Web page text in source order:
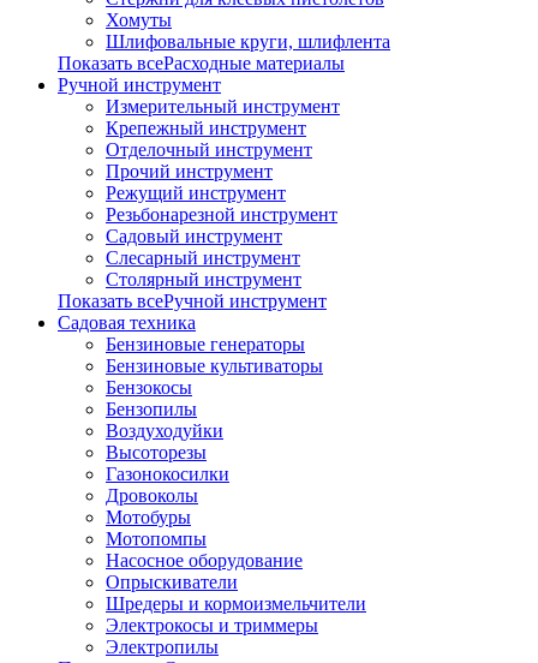
Хомуты
Шлифовальные круги, шлифлента
Показать всеРасходные материалы
Ручной инструмент
Измерительный инструмент
Крепежный инструмент
Отделочный инструмент
Прочий инструмент
Режущий инструмент
Резьбонарезной инструмент
Садовый инструмент
Слесарный инструмент
Столярный инструмент
Показать всеРучной инструмент
Садовая техника
Бензиновые генераторы
Бензиновые культиваторы
Бензокосы
Бензопилы
Воздуходуйки
Высоторезы
Газонокосилки
Дровоколы
Мотобуры
Мотопомпы
Насосное оборудование
Опрыскиватели
Шредеры и кормоизмельчители
Электрокосы и триммеры
Электропилы